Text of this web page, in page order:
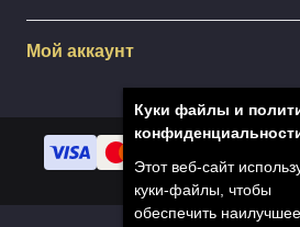
Мой аккаунт
Куки файлы и
Этот веб-сайт
куки-файлы, чтобы
обеспечить наилучшее